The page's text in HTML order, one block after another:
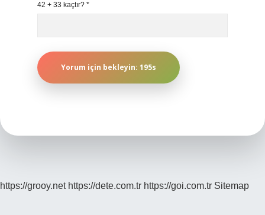
42 + 33 kaçtır? *
https://grooy.net https://dete.com.tr https://goi.com.tr Sitemap